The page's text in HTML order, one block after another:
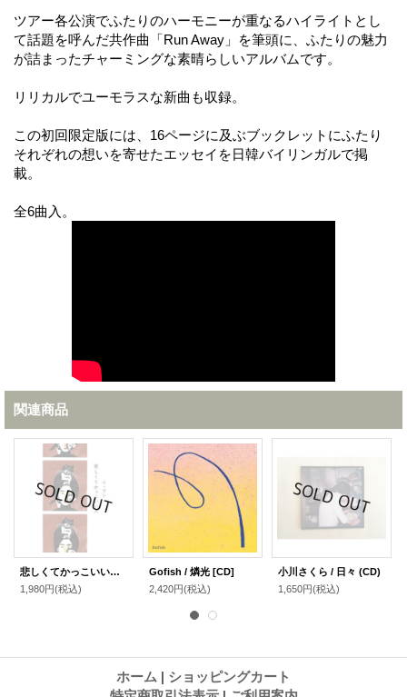
ツアー各公演でふたりのハーモニーが重なるハイライトとし
て話題を呼んだ共作曲「Run Away」を筆頭に、ふたりの魅力
が詰まったチャーミングな素晴らしいアルバムです。
リリカルでユーモラスな新曲も収録。
この初回限定版には、16ページに及ぶブックレットにふたり
それぞれの想いを寄せたエッセイを日韓バイリンガルで掲
載。
全6曲入。
関連商品
悲しくてかっこいい人 / イ・ラン
1,980円(税込)
Gofish / 燐光 [CD]
2,420円(税込)
小川さくら / 日々 (CD)
1,650円(税込)
ホーム | ショッピングカート